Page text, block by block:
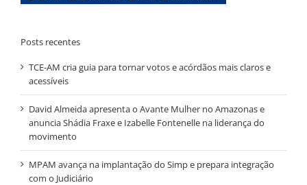
Posts recentes
TCE-AM cria guia para tornar votos e acórdãos mais claros e
acessíveis
David Almeida apresenta o Avante Mulher no Amazonas e
anuncia Shádia Fraxe e Izabelle Fontenelle na liderança do
movimento
MPAM avança na implantação do Simp e prepara integração
com o Judiciário